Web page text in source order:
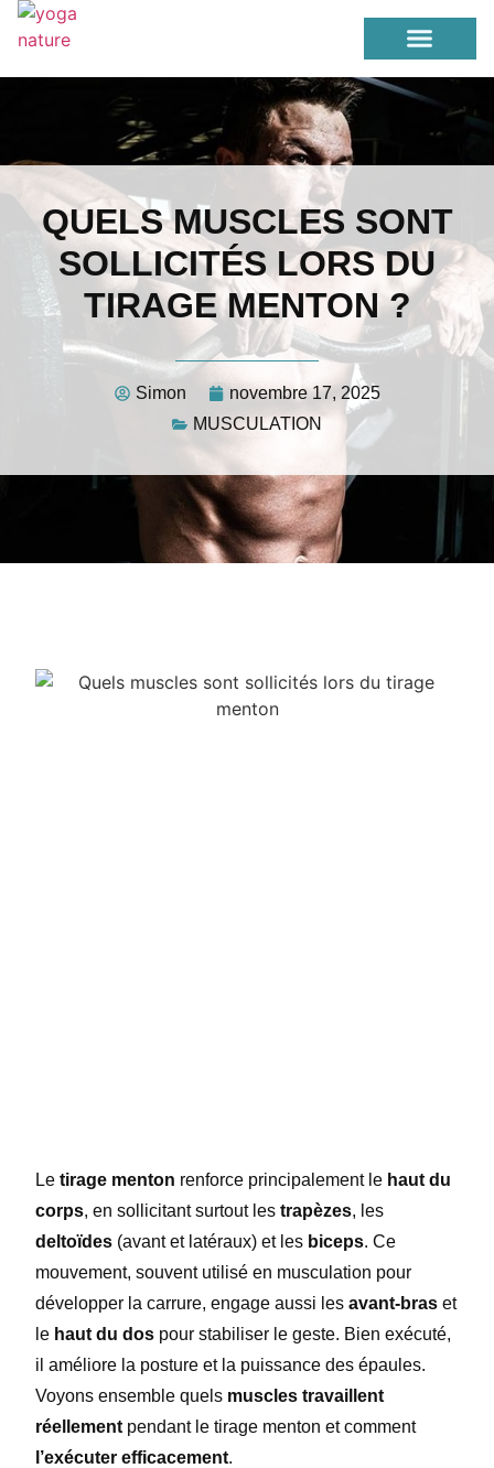
QUELS MUSCLES SONT
SOLLICITÉS LORS DU
TIRAGE MENTON ?
Simon
novembre 17, 2025
MUSCULATION
Le tirage menton renforce principalement le haut du
corps, en sollicitant surtout les trapèzes, les
deltoïdes (avant et latéraux) et les biceps. Ce
mouvement, souvent utilisé en musculation pour
développer la carrure, engage aussi les avant-bras et
le haut du dos pour stabiliser le geste. Bien exécuté,
il améliore la posture et la puissance des épaules.
Voyons ensemble quels muscles travaillent
réellement pendant le tirage menton et comment
l’exécuter efficacement.